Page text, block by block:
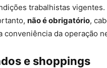
trabalhistas vigentes.
não é obrigatório,
conveniência da operação
e shoppings